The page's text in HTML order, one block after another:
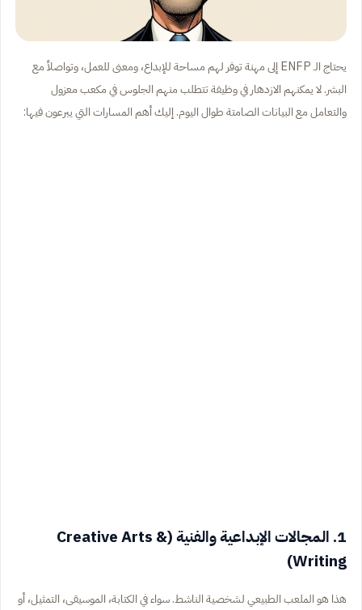
يحتاج الـ ENFP إلى مهنة توفر لهم مساحة للإبداع، ومعنى للعمل، وتواصلاً مع
البشر. لا يمكنهم الازدهار في وظيفة تتطلب منهم الجلوس في مكعب معزول
والتعامل مع البيانات الصامتة طوال اليوم. إليك أهم المسارات التي يبرعون فيها:
1. المجالات الإبداعية والفنية (Creative Arts &
Writing)
هذا هو الملعب الطبيعي لشخصية الناشط. سواء في الكتابة، الموسيقى، التمثيل، أو